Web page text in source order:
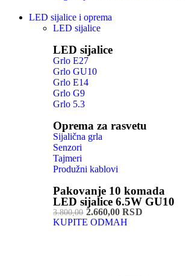
LED sijalice i oprema
LED sijalice
LED sijalice
Grlo E27
Grlo GU10
Grlo E14
Grlo G9
Grlo 5.3
Oprema za rasvetu
Sijalična grla
Senzori
Tajmeri
Produžni kablovi
Pakovanje 10 komada
LED sijalice 6.5W GU10
3.800,002.660,00 RSD
KUPITE ODMAH